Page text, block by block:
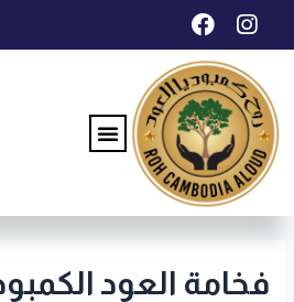
تخطي I
n
s
t
a
g
r
a
m
F
a
c
e
b
o
o
k
Menu
فخامة العود
Post
navigation